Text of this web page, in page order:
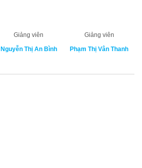
Giảng viên
Nguyễn Thị An Bình
Giảng viên
Phạm Thị Vân Thanh